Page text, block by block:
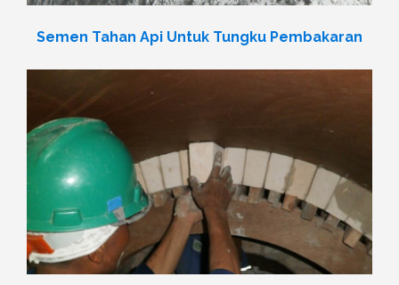
Semen Tahan Api Untuk Tungku Pembakaran